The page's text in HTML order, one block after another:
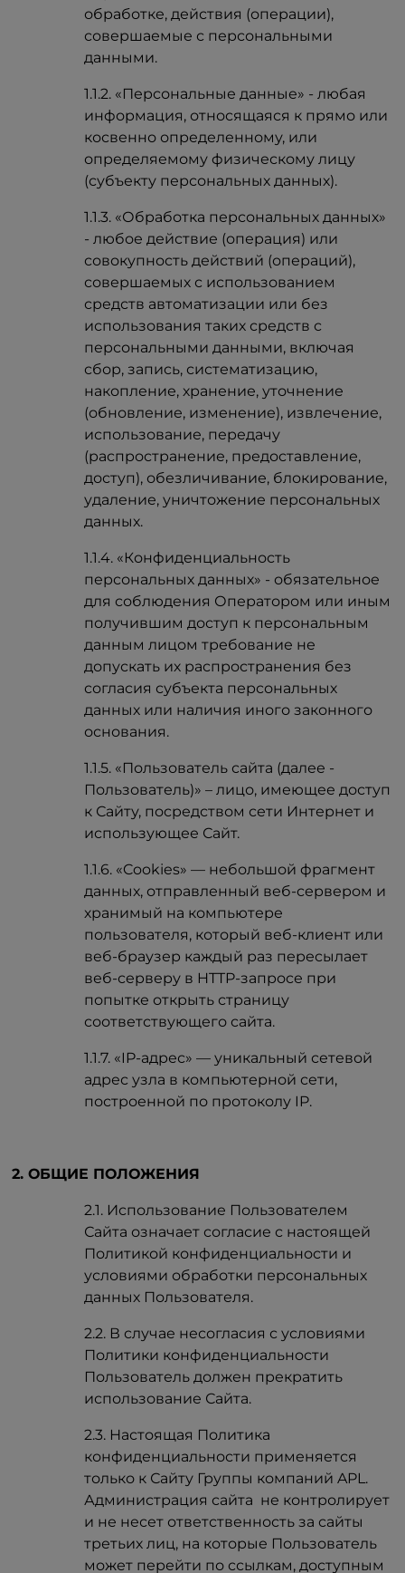
обработке, действия (операции),
совершаемые с персональными
данными.
1.1.2. «Персональные данные» - любая
информация, относящаяся к прямо или
косвенно определенному, или
определяемому физическому лицу
(субъекту персональных данных).
1.1.3. «Обработка персональных данных»
- любое действие (операция) или
совокупность действий (операций),
совершаемых с использованием
средств автоматизации или без
использования таких средств с
персональными данными, включая
сбор, запись, систематизацию,
накопление, хранение, уточнение
(обновление, изменение), извлечение,
использование, передачу
(распространение, предоставление,
доступ), обезличивание, блокирование,
удаление, уничтожение персональных
данных.
1.1.4. «Конфиденциальность
персональных данных» - обязательное
для соблюдения Оператором или иным
получившим доступ к персональным
данным лицом требование не
допускать их распространения без
согласия субъекта персональных
данных или наличия иного законного
основания.
1.1.5. «Пользователь сайта (далее ‑
Пользователь)» – лицо, имеющее доступ
к Сайту, посредством сети Интернет и
использующее Сайт.
1.1.6. «Cookies» — небольшой фрагмент
данных, отправленный веб-сервером и
хранимый на компьютере
пользователя, который веб-клиент или
веб-браузер каждый раз пересылает
веб-серверу в HTTP-запросе при
попытке открыть страницу
соответствующего сайта.
1.1.7. «IP-адрес» — уникальный сетевой
адрес узла в компьютерной сети,
построенной по протоколу IP.
2. ОБЩИЕ ПОЛОЖЕНИЯ
2.1. Использование Пользователем
Сайта означает согласие с настоящей
Политикой конфиденциальности и
условиями обработки персональных
данных Пользователя.
2.2. В случае несогласия с условиями
Политики конфиденциальности
Пользователь должен прекратить
использование Сайта.
2.3. Настоящая Политика
конфиденциальности применяется
только к Сайту Группы компаний APL.
Администрация сайта не контролирует
и не несет ответственность за сайты
третьих лиц, на которые Пользователь
может перейти по ссылкам, доступным